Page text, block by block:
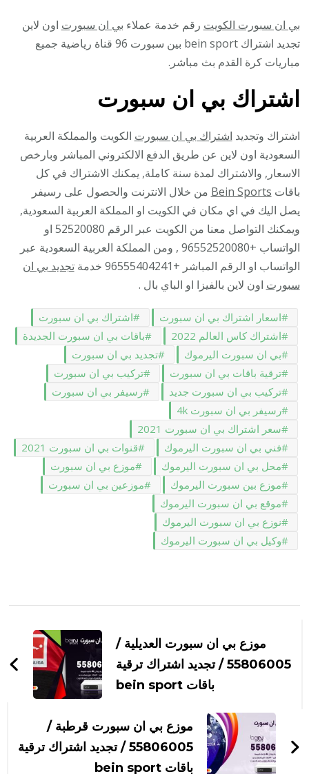
بي ان سبورت الكويت رقم خدمة عملاء بي ان سبورت اون لاين
تجديد اشتراك bein sport بين سبورت 96 قناة رياضية جميع
مباريات كرة القدم بث مباشر.
اشتراك بي ان سبورت
اشتراك وتجديد اشتراك بي ان سبورت الكويت والمملكة العربية
السعودية اون لاين عن طريق الدفع الالكتروني المباشر وبارخص
الاسعار, والاشتراك لمدة سنة كاملة, يمكنك الاشتراك في كل
باقات Bein Sports من خلال الانترنت والحصول على رسيفر
يصل اليك في اي مكان في الكويت او المملكة العربية السعودية,
ويمكنك التواصل معنا من الكويت عبر الرقم 52520080 او
الواتساب +96552520080 , ومن المملكة العربية السعودية عبر
الواتساب او الرقم المباشر +96555404241 خدمة
تجديد بي ان
سبورت اون لاين بالفيزا او الباي بال .
اسعار اشتراك بي ان سبورت
اشتراك بي ان سبورت
اشتراك كاس العالم 2022
باقات بي ان سبورت الجديدة
بي ان سبورت اليرموك
تجديد بي ان سبورت
ترقية باقات بي ان سبورت
تركيب بي ان سبورت
تركيب بي ان سبورت جديد
رسيفر بي ان سبورت
رسيفر بي ان سبورت 4k
سعر اشتراك بي ان سبورت 2021
فني بي ان سبورت اليرموك
قنوات بي ان سبورت 2021
محل بي ان سبورت اليرموك
موزع بي ان سبورت
موزع بين سبورت اليرموك
موزعين بي ان سبورت
موقع بي ان سبورت اليرموك
نوزع بي ان سبورت اليرموك
وكيل بي ان سبورت اليرموك
التدوينات
موزع بي ان سبورت العديلية /
55806005 / تجديد اشتراك ترقية
باقات bein sport
موزع بي ان سبورت قرطبة /
55806005 / تجديد اشتراك ترقية
باقات bein sport